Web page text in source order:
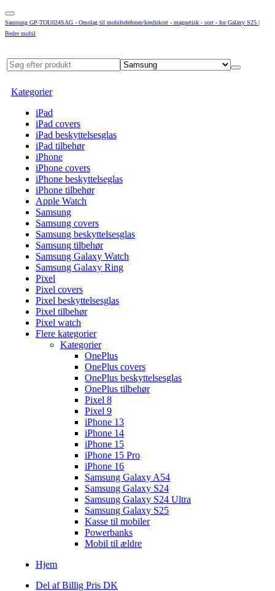
Samsung GP-TOU024SAG - Omslag til mobiltelefoner/kreditkort - magnetisk - sort - for Galaxy S25 |
Bedre mobil
Kategorier
iPad
iPad covers
iPad beskyttelsesglas
iPad tilbehør
iPhone
iPhone covers
iPhone beskyttelseglas
iPhone tilbehør
Apple Watch
Samsung
Samsung covers
Samsung beskyttelsesglas
Samsung tilbehør
Samsung Galaxy Watch
Samsung Galaxy Ring
Pixel
Pixel covers
Pixel beskyttelsesglas
Pixel tilbehør
Pixel watch
Flere kategorier
Kategorier
OnePlus
OnePlus covers
OnePlus beskyttelsesglas
OnePlus tilbehør
Pixel 8
Pixel 9
iPhone 13
iPhone 14
iPhone 15
iPhone 15 Pro
iPhone 16
Samsung Galaxy A54
Samsung Galaxy S24
Samsung Galaxy S24 Ultra
Samsung Galaxy S25
Kasse til mobiler
Powerbanks
Mobil til ældre
Hjem
Del af Billig Pris DK